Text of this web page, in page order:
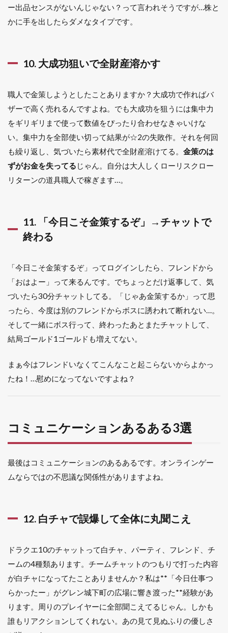
ー出品センスがないんじゃない？って言われそうですが…株と
かに手を出したらダメなタイプです。
10. 大成功狙いで全財産溶かす
職人で金策しようとしたことありますか？大成功で作ればバ
ザーで高く売れるんですよね。でも大成功を狙うには集中力
をギリギリまで使って数値をぴったり合わせなきゃいけな
い。集中力を全部使い切って結果が☆2の失敗作。それを何回
も繰り返し、気づいたら素材代で全財産溶けてる。 金策のは
ずがお金を失ってる じゃん。自分は大人しくローリスクロー
リターンの道具職人で稼ぎます…。
11. 「今日こそ金策するぞ」→チャットで
終わる
「今日こそ金策するぞ」ってログインしたら、フレンドから
「おはよー」って来るんです。でちょっとだけ返事して、気
づいたら30分チャットしてる。「じゃあ金策するか」って思
ったら、今度は別のフレンドからボスに誘われて断れない…。
そして一緒にボス行って、終わったあとまたチャットして、
結局ゴールド1ゴールドも増えてない。
まぁ今はフレンドいなくてこんなこと起こらないからよかっ
たね！…慰めになってないですよね？
コミュニケーションあるある3選
最後はコミュニケーションのあるあるです。オンラインゲー
ムならではの不思議な関係性がありますよね。
12. 白チャで誤爆して全体に丸聞こえ
ドラクエ10のチャットって白チャ、パーティ、フレンド、チ
ームの4種類あります。チームチャットのつもりで打った内容
が白チャになってたことありませんか？私は**「今日仕事つ
らかったー」がグレン城下町の広場に響き渡った**経験があ
ります。周りのプレイヤーに全部聞こえてるじゃん。しかも
誰もリアクションしてくれない。あの見て見ぬふりの優しさ